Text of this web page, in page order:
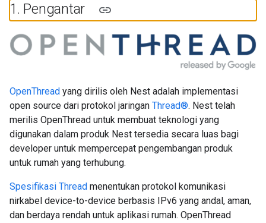
1. Pengantar
OpenThread yang dirilis oleh Nest adalah implementasi
open source dari protokol jaringan Thread®. Nest telah
merilis OpenThread untuk membuat teknologi yang
digunakan dalam produk Nest tersedia secara luas bagi
developer untuk mempercepat pengembangan produk
untuk rumah yang terhubung.
Spesifikasi Thread menentukan protokol komunikasi
nirkabel device-to-device berbasis IPv6 yang andal, aman,
dan berdaya rendah untuk aplikasi rumah. OpenThread